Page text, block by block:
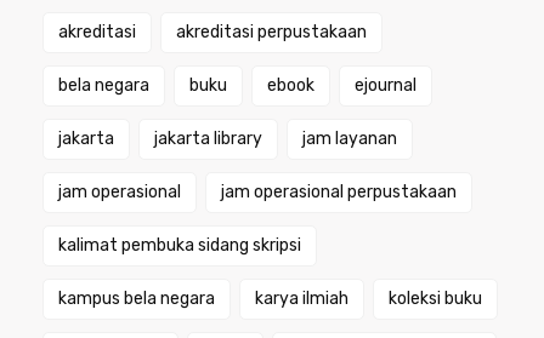
akreditasi akreditasi perpustakaan
bela negara buku ebook ejournal
jakarta jakarta library jam layanan
jam operasional jam operasional perpustakaan
kalimat pembuka sidang skripsi
kampus bela negara karya ilmiah koleksi buku